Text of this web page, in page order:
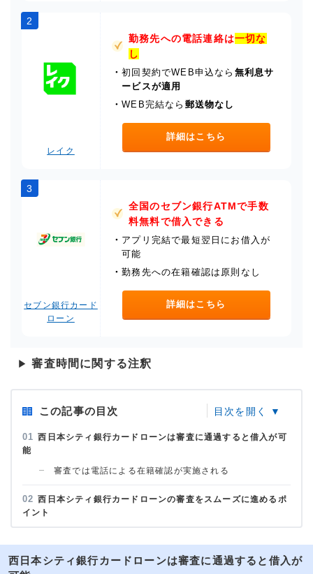
2
レイク
勤務先への電話連絡は一切な
し
・初回契約でWEB申込なら 無利息サ
ービスが適用
・WEB完結なら 郵送物なし
詳細はこちら
3
セブン銀行カード
ローン
全国のセブン銀行ATMで手数
料無料で借入できる
・ アプリ完結で最短翌日にお借入が
可能
・勤務先への在籍確認は原則なし
詳細はこちら
▶ 審査時間に関する注釈
この記事の目次
西日本シティ銀行カードローンは審査に通過すると借入が可
能
審査では電話による在籍確認が実施される
西日本シティ銀行カードローンの審査をスムーズに進めるポ
イント
西日本シティ銀行カードローンは審査に通過すると借入が